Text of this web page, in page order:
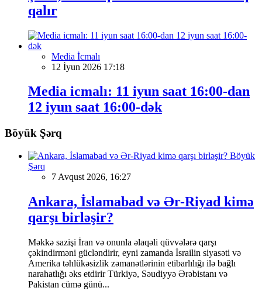
qalır
Media İcmalı
12 İyun 2026 17:18
Media icmalı: 11 iyun saat 16:00-dan
12 iyun saat 16:00-dək
Böyük Şərq
Böyük
Şərq
7 Avqust 2026, 16:27
Ankara, İslamabad və Ər-Riyad kimə
qarşı birləşir?
Məkkə sazişi İran və onunla əlaqəli qüvvələrə qarşı
çəkindirməni gücləndirir, eyni zamanda İsrailin siyasəti və
Amerika təhlükəsizlik zəmanətlərinin etibarlılığı ilə bağlı
narahatlığı əks etdirir Türkiyə, Səudiyyə Ərəbistanı və
Pakistan cümə günü...